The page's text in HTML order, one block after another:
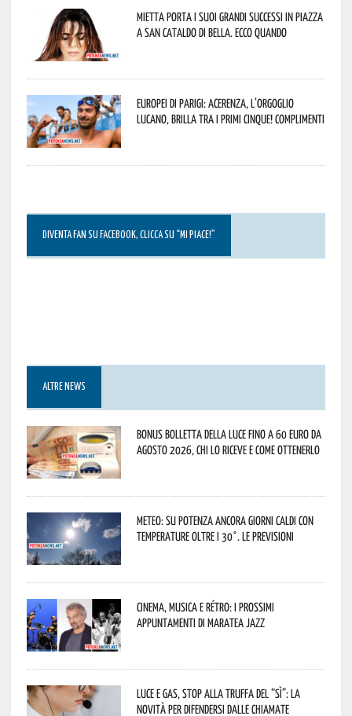
Mietta porta i suoi grandi successi in piazza
a San Cataldo di Bella. Ecco quando
Europei di Parigi: Acerenza, l’orgoglio
lucano, brilla tra i primi cinque! Complimenti
DIVENTA FAN SU FACEBOOK, CLICCA SU “MI PIACE!”
ALTRE NEWS
Bonus bolletta della luce fino a 60 euro da
agosto 2026, chi lo riceve e come ottenerlo
Meteo: su Potenza ancora giorni caldi con
temperature oltre i 30°. Le previsioni
Cinema, musica e rétro: i prossimi
appuntamenti di Maratea Jazz
Luce e gas, stop alla truffa del “Sì”: la
novità per difendersi dalle chiamate